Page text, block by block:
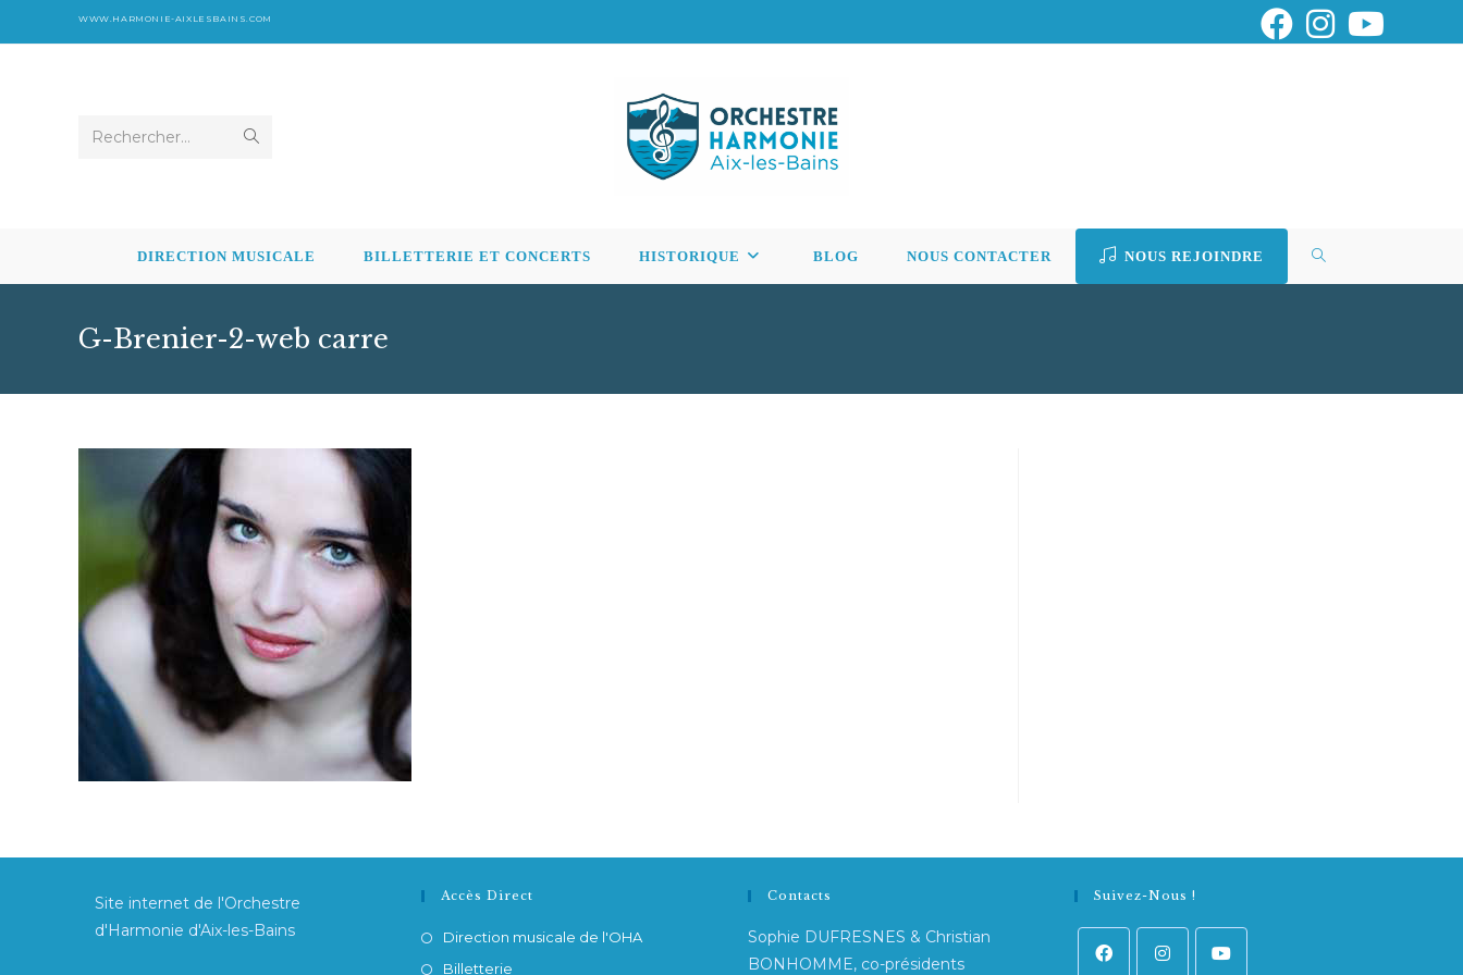
to
WWW.HARMONIE-AIXLESBAINS.COM
Rechercher…
DIRECTION MUSICALE BILLETTERIE ET CONCERTS HISTORIQUE BLOG NOUS CONTACTER NOUS REJOINDRE TOGGLE
G-Brenier-2-web carre
Site internet de l'Orchestre
d'Harmonie d'Aix-les-Bains
Accès Direct
Direction musicale de l'OHA
Billetterie
Contacts
Sophie DUFRESNES & Christian
BONHOMME, co-présidents
Suivez-Nous !